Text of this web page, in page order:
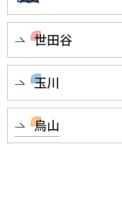
世田谷
玉川
烏山